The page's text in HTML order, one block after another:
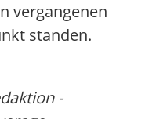
vergangenen
standen.
-